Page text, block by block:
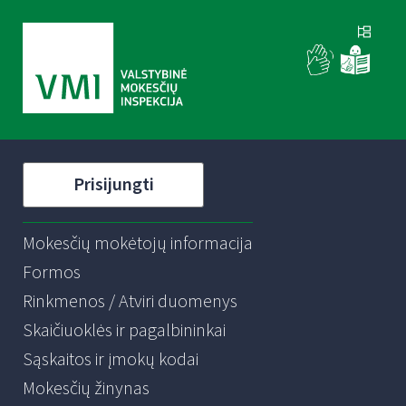
Prisijungti
Mokesčių mokėtojų informacija
Formos
Rinkmenos / Atviri duomenys
Skaičiuoklės ir pagalbininkai
Sąskaitos ir įmokų kodai
Mokesčių žinynas